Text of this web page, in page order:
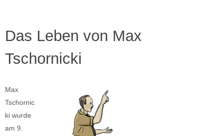
Das Leben von Max
Tschornicki
Max
Tschornic
ki wurde
am 9.